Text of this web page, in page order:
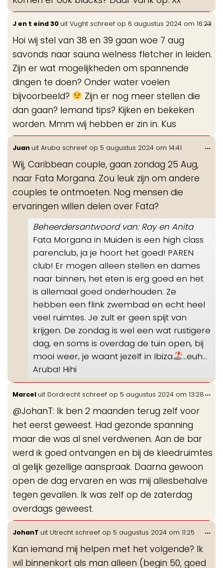
J en t eind 30 uit Vught schreef op 6 augustus 2024 om 16:23
Hoi wij stel van 38 en 39 gaan woe 7 aug
savonds naar sauna welness fletcher in leiden.
Zijn er wat mogelijkheden om spannende
dingen te doen? Onder water voelen
bijvoorbeeld?
Zijn er nog meer stellen die
dan gaan? Iemand tips? Kijken en bekeken
worden. Mmm wij hebben er zin in. Kus
...
Juan uit Aruba schreef op 5 augustus 2024 om 14:41
Wij, Caribbean couple, gaan zondag 25 Aug,
naar Fata Morgana. Zou leuk zijn om andere
couples te ontmoeten. Nog mensen die
ervaringen willen delen over Fata?
Beheerdersantwoord van: Ray en Anita
Fata Morgana in Muiden is een high class
parenclub, ja je hoort het goed! PAREN
club! Er mogen alleen stellen en dames
naar binnen, het eten is erg goed en het
is allemaal goed onderhouden. Ze
hebben een flink zwembad en echt heel
veel ruimtes. Je zult er geen spijt van
krijgen. De zondag is wel een wat rustigere
dag, en soms is overdag de tuin open, bij
mooi weer, je waant jezelf in Ibiza
…euh…
Aruba! Hihi
...
Marcel uit Dordrecht schreef op 5 augustus 2024 om 13:28
@JohanT: Ik ben 2 maanden terug zelf voor
het eerst geweest. Had gezonde spanning
maar die was al snel verdwenen. Aan de bar
werd ik goed ontvangen en bij de kleedruimtes
al gelijk gezellige aanspraak. Daarna gewoon
open de dag ervaren en was mij allesbehalve
tegen gevallen. Ik was zelf op de zaterdag
overdags geweest.
...
JohanT uit Utrecht schreef op 5 augustus 2024 om 11:25
Kan iemand mij helpen met het volgende? Ik
wil binnenkort als man alleen (begin 50, goed
...